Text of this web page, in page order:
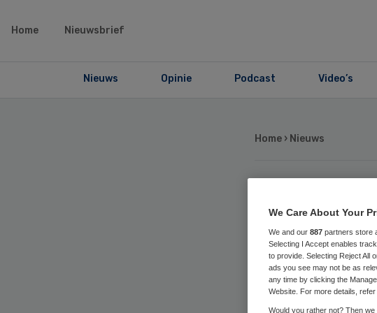
Home Nieuwsbrief
Nieuws Opinie Podcast Video’s
Home › Nieuws
VGN
We Care About Your
We and our 887 partners store
Selecting I Accept enables
to provide. Selecting Reject All
ads you see may not be as
any time by clicking the
Website. For more details,
Would you rather not? Then